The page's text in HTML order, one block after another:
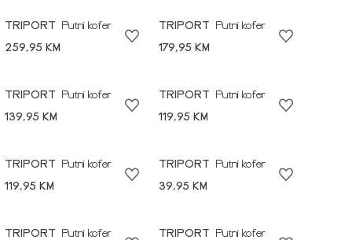
TRIPORT
Putni kofer
259,95 KM
TRIPORT
Putni kofer
179,95 KM
TRIPORT
Putni kofer
139,95 KM
TRIPORT
Putni kofer
119,95 KM
TRIPORT
Putni kofer
119,95 KM
TRIPORT
Putni kofer
39,95 KM
TRIPORT
Putni kofer
TRIPORT
Putni kofer